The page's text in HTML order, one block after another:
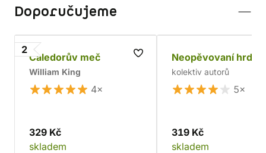
Doporučujeme
2
Caledorův meč
William King
4×
329 Kč
skladem
Neopěvovaní
kolektiv autorů
5×
319 Kč
skladem